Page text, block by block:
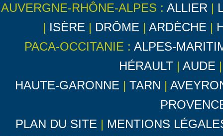
AUVERGNE-RHÔNE-ALPES : ALLIER |
| ISÈRE | DRÔME | ARDÈCHE |
PACA-OCCITANIE : ALPES-
HÉRAULT | AUDE
HAUTE-GARONNE | TARN |
PLAN DU SITE | MENTIONS